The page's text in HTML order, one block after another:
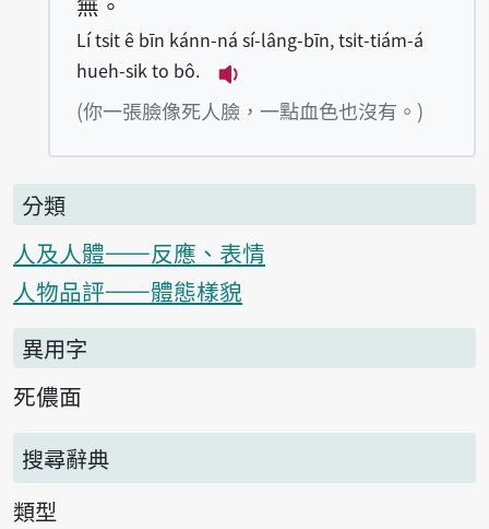
Lí tsi̍t ê bīn kánn-ná sí-lâng-bīn, tsi̍t-tiám-á
hueh-sik to bô.
播放例句Lí tsi̍t ê bīn
(你一張臉像死人臉，一點血色也沒有。)
分類
人及人體——反應、表情
人物品評——體態樣貌
異用字
死儂面
搜尋辭典
類型